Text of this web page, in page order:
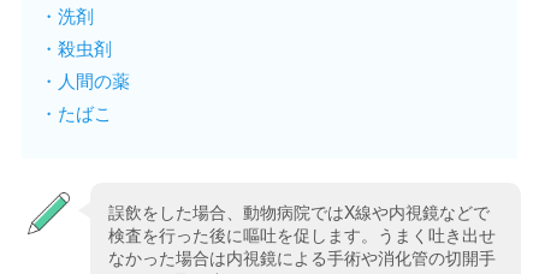
・洗剤
・殺虫剤
・人間の薬
・たばこ
誤飲をした場合、動物病院ではX線や内視鏡などで
検査を行った後に嘔吐を促します。うまく吐き出せ
なかった場合は内視鏡による手術や消化管の切開手